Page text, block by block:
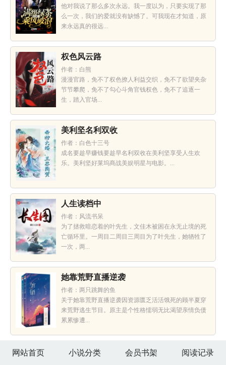
他对我说了那么多次永远。我一度以为，只要实现了那
么一次，我们的爱就没有缺憾了。可我现在才知道，原
来永远真的很远...
权色风云路
作者：白熊
漫漫官路，免不了权色撩人利益交织，免不了欲望夹杂
节节攀爬，免不了勾心斗角官钱权色，免不了追逐一
生，踏入官场...
美利坚名利双收
作者：白色十三号
成名要趁早赚钱要趁早名利双收在美利坚享受人生欢
乐。美利坚好莱坞商战美娱明星与电影。...
人生读档中
作者：风流书呆
为了拯救暗恋着的叶先生，文佳木被困在永无止境的死
亡循环里。一周目二周目三周目为了叶先生，她牺牲了
一次，两...
她靠荒野直播逆袭
作者：两只跳舞的鱼
关于她靠荒野直播逆袭因资源匮乏活活饿死的顾半夏穿
来荒野逃生节目。原主是个性格懦弱无比渴望亲情负债
累累惨遭...
网站首页 小说分类 会员书架 阅读记录